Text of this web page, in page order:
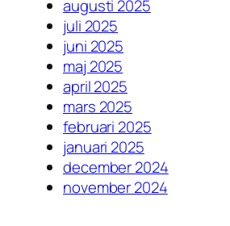
augusti 2025
juli 2025
juni 2025
maj 2025
april 2025
mars 2025
februari 2025
januari 2025
december 2024
november 2024